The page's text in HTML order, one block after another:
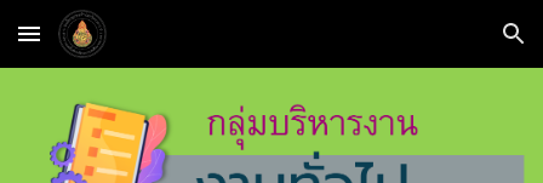
Skip to main content Skip to navigation